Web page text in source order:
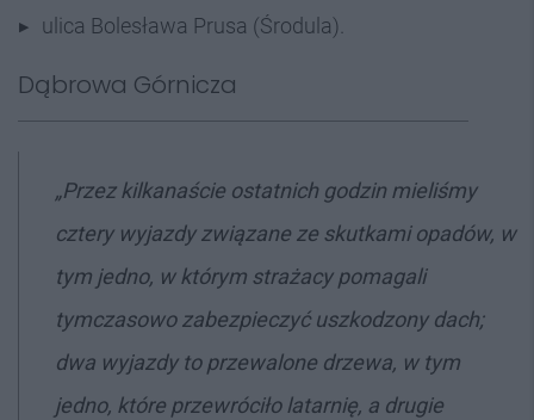
ulica Bolesława Prusa (Środula).
Dąbrowa Górnicza
„Przez kilkanaście ostatnich godzin mieliśmy
cztery wyjazdy związane ze skutkami opadów, w
tym jedno, w którym strażacy pomagali
tymczasowo zabezpieczyć uszkodzony dach;
dwa wyjazdy to przewalone drzewa, w tym
jedno, które przewróciło latarnię, a drugie